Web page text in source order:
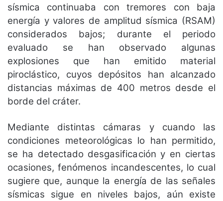
sísmica continuaba con tremores con baja
energía y valores de amplitud sísmica (RSAM)
considerados bajos; durante el periodo
evaluado se han observado algunas
explosiones que han emitido material
piroclástico, cuyos depósitos han alcanzado
distancias máximas de 400 metros desde el
borde del cráter.
Mediante distintas cámaras y cuando las
condiciones meteorológicas lo han permitido,
se ha detectado desgasificación y en ciertas
ocasiones, fenómenos incandescentes, lo cual
sugiere que, aunque la energía de las señales
sísmicas sigue en niveles bajos, aún existe